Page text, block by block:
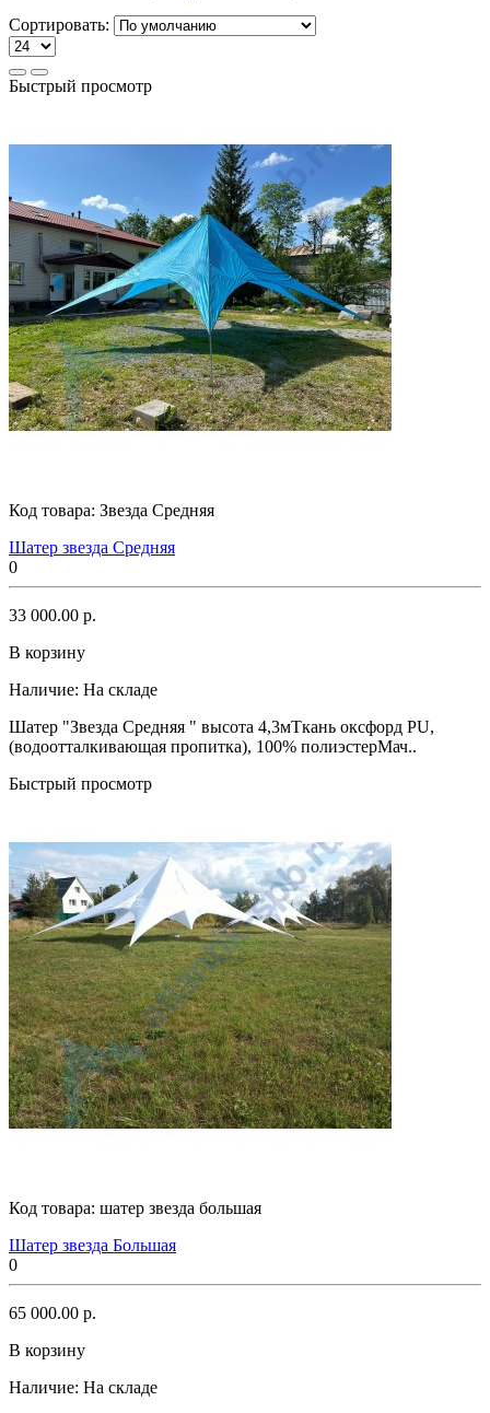
Сортировать:
Быстрый просмотр
Код товара: Звезда Средняя
Шатер звезда Средняя
0
33 000.00 р.
В корзину
Наличие: На складе
Шатер "Звезда Средняя " высота 4,3мТкань оксфорд PU,
(водоотталкивающая пропитка), 100% полиэстерМач..
Быстрый просмотр
Код товара: шатер звезда большая
Шатер звезда Большая
0
65 000.00 р.
В корзину
Наличие: На складе